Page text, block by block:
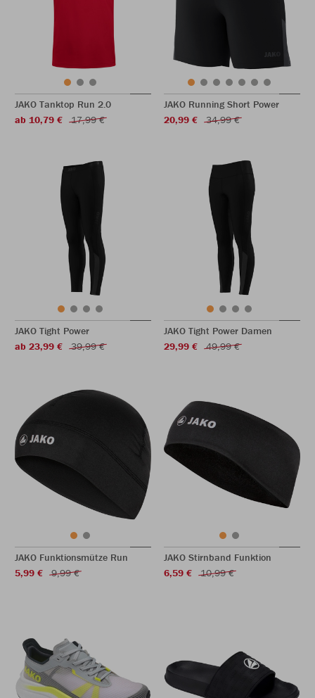
JAKO Tanktop Run 2.0
ab 10,79 €
17,99 €
JAKO Running Short Power
20,99 €
34,99 €
JAKO Tight Power
ab 23,99 €
39,99 €
JAKO Tight Power Damen
29,99 €
49,99 €
JAKO Funktionsmütze Run
5,99 €
9,99 €
JAKO Stirnband Funktion
6,59 €
10,99 €